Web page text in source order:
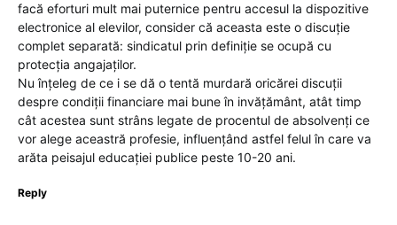
facă eforturi mult mai puternice pentru accesul la dispozitive
electronice al elevilor, consider că aceasta este o discuție
complet separată: sindicatul prin definiție se ocupă cu
protecția angajaților.
Nu înțeleg de ce i se dă o tentă murdară oricărei discuții
despre condiții financiare mai bune în invățământ, atât timp
cât acestea sunt strâns legate de procentul de absolvenți ce
vor alege aceastră profesie, influențând astfel felul în care va
arăta peisajul educației publice peste 10-20 ani.
Reply